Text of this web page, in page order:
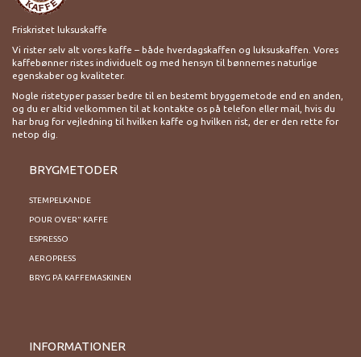
Friskristet luksuskaffe
Vi rister selv alt vores kaffe – både hverdagskaffen og luksuskaffen. Vores
kaffebønner ristes individuelt og med hensyn til bønnernes naturlige
egenskaber og kvaliteter.
Nogle ristetyper passer bedre til en bestemt bryggemetode end en anden,
og du er altid velkommen til at kontakte os på telefon eller mail, hvis du
har brug for vejledning til hvilken kaffe og hvilken rist, der er den rette for
netop dig.
BRYGMETODER
STEMPELKANDE
POUR OVER" KAFFE
ESPRESSO
AEROPRESS
BRYG PÅ KAFFEMASKINEN
INFORMATIONER